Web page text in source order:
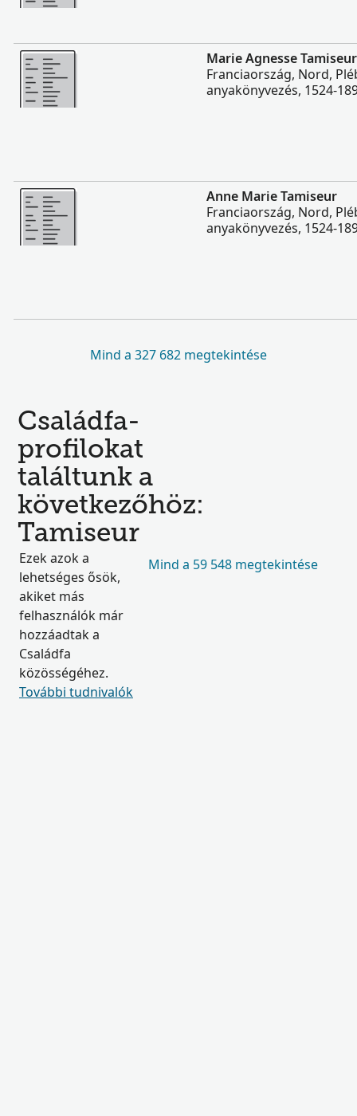
Több
Marie Agnesse Tamiseur
Franciaország, Nord,
anyakönyvezés, 1524-
Több
Anne Marie Tamiseur
Franciaország, Nord,
anyakönyvezés, 1524-
Mind a 327 682 megtekintése
Családfa-
profilokat
találtunk a
következőhöz:
Tamiseur
Ezek azok a
lehetséges ősök,
akiket más
felhasználók már
hozzáadtak a
Családfa
közösségéhez.
További tudnivalók
Mind a 59 548 megtekintése